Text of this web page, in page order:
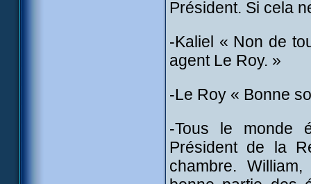
Président. Si cela
-Kaliel « Non de
agent Le Roy. »
-Le Roy « Bonne
-Tous le monde
Président de la
chambre.